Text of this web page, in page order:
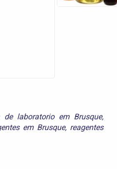
de laboratorio em Brusque,
em Brusque, reagentes